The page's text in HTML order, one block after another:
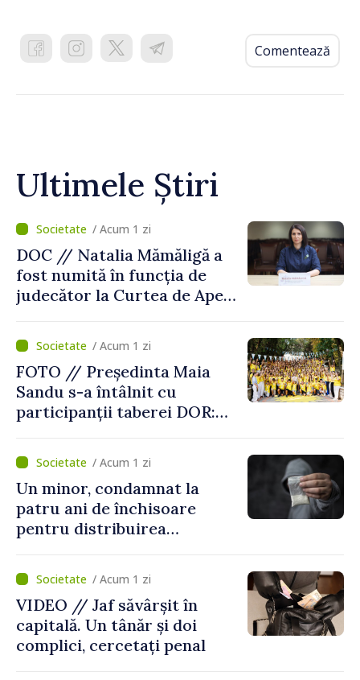
Comentează
Ultimele Știri
/ Acum 1 zi
DOC // Natalia Mămăligă a
fost numită în funcția de
judecător la Curtea de Apel
/ Acum 1 zi
FOTO // Președinta Maia
Sandu s-a întâlnit cu
participanții taberei DOR:
noastră rămâne puternică”
/ Acum 1 zi
Un minor, condamnat la
patru ani de închisoare
pentru distribuirea
/ Acum 1 zi
VIDEO // Jaf săvârșit în
capitală. Un tânăr și doi
complici, cercetați penal